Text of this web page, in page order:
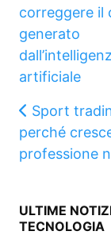
correggere il
generato
artificiale
Sport
perché
professione
ULTIME
TECNOLOGIA